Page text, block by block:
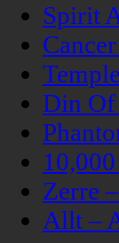
Spirit
Din Of
Zerre
Allt –